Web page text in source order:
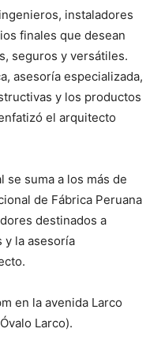
instaladores
finales que desean
seguros y versátiles.
asesoría especializada,
y los productos
el arquitecto
se suma a los más de
de Fábrica Peruana
destinados a
la asesoría
en la avenida Larco
Larco).